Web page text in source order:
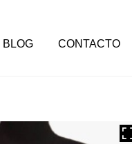
BLOG CONTACTO